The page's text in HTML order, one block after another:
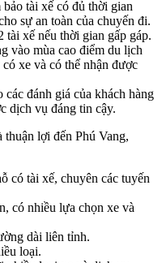
tài xế có đủ thời gian
sự an toàn của chuyến đi.
tài xế nếu thời gian gấp gáp.
vào mùa cao điểm du lịch
xe và có thể nhận được
các đánh giá của khách hàng
dịch vụ đáng tin cậy.
thuận lợi đến Phú Vang,
có tài xế, chuyên các tuyến
có nhiều lựa chọn xe và
dài liên tỉnh.
loại.